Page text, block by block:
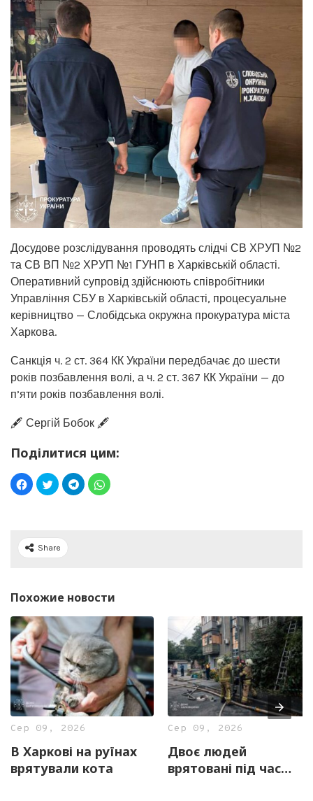
Досудове розслідування проводять слідчі СВ ХРУП №2
та СВ ВП №2 ХРУП №1 ГУНП в Харківській області.
Оперативний супровід здійснюють співробітники
Управління СБУ в Харківській області, процесуальне
керівництво — Слобідська окружна прокуратура міста
Харкова.
Санкція ч. 2 ст. 364 КК України передбачає до шести
років позбавлення волі, а ч. 2 ст. 367 КК України — до
п’яти років позбавлення волі.
🖋️ Сергій Бобок 🖋️
Поділитися цим:
Share
Похожие новости
Сер 09, 2026
В Харкові на руїнах
врятували кота
Сер 09, 2026
Двоє людей
врятовані під час